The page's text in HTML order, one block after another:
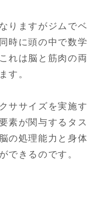
りますがジムでベ
時に頭の中で数学
れは脳と筋肉の両
す。
ササイズを実施す
素が関与するタス
の処理能力と身体
できるのです。